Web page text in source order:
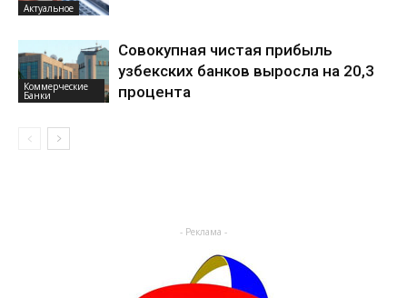
Актуальное
Коммерческие
Банки
Совокупная чистая прибыль
узбекских банков выросла на 20,3
процента
- Реклама -